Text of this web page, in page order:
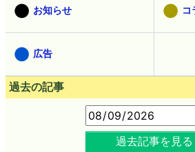
お知らせ コ
広告
過去の記事
過去記事を見る